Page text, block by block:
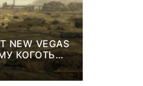
NEW VEGAS
КОГОТЬ
НАМЕРЕННО